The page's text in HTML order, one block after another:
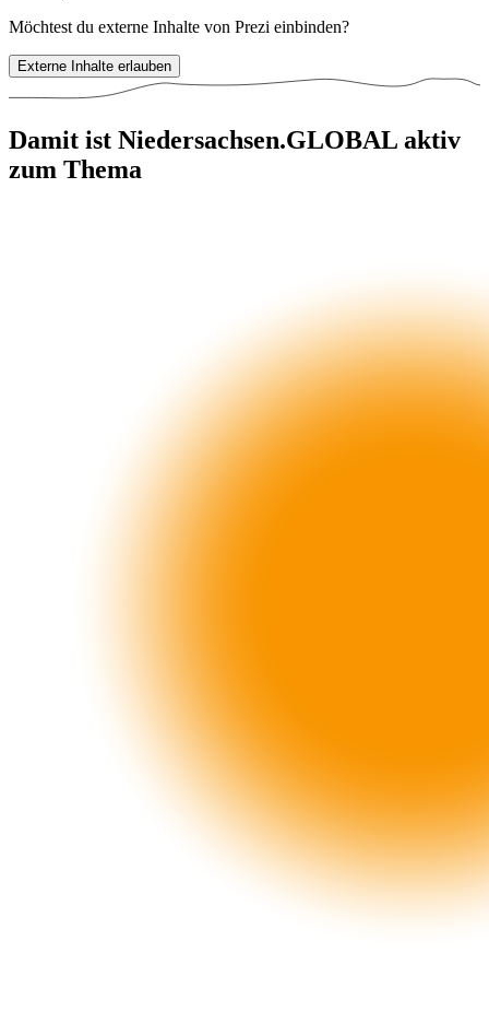
Möchtest du externe Inhalte von Prezi einbinden?
Externe Inhalte erlauben
Damit ist Niedersachsen.GLOBAL aktiv
zum Thema